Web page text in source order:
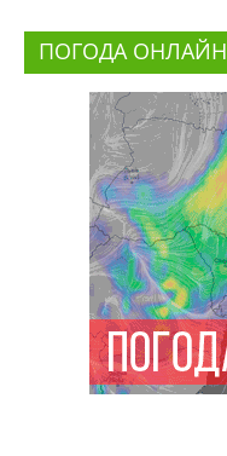
ПОГОДА ОНЛАЙН